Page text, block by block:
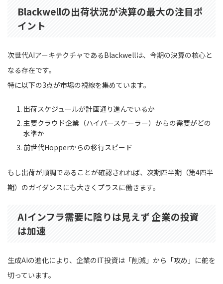
Blackwellの出荷状況が決算の最大の注目ポ
イント
次世代AIアーキテクチャであるBlackwellは、今期の決算の核心と
なる存在です。
特に以下の3点が市場の視線を集めています。
出荷スケジュールが計画通り進んでいるか
主要クラウド企業（ハイパースケーラー）からの需要がどの
水準か
前世代Hopperからの移行スピード
もし出荷が順調であることが確認されれば、次期四半期（第4四半
期）のガイダンスにも大きくプラスに働きます。
AIインフラ需要に陰りは見えず 企業の投資
は加速
生成AIの進化により、企業のIT投資は「削減」から「攻め」に舵を
切っています。